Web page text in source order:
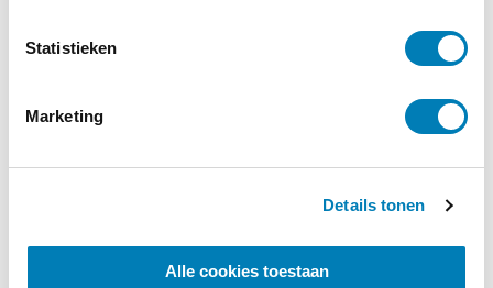
Statistieken
Marketing
Details tonen
Alle cookies toestaan